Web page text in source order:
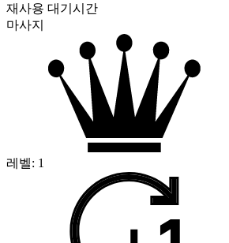
재사용 대기시간
마사지
레벨: 1